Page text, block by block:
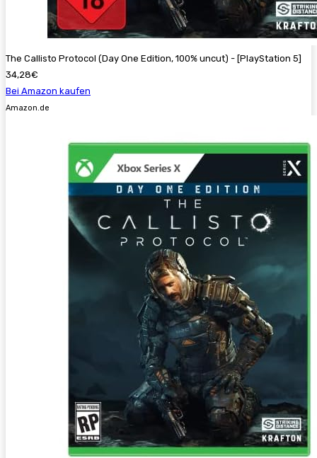
The Callisto Protocol (Day One Edition, 100% uncut) - [PlayStation 5]
34,28€
Bei Amazon kaufen
Amazon.de